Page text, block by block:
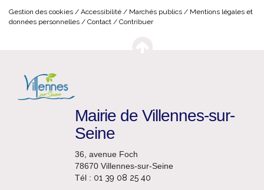
Gestion des cookies Accessibilité Marchés publics
Mentions légales et
données personnelles
Contact Contribuer
Mairie de Villennes-sur-
Seine
36, avenue Foch
78670 Villennes-sur-Seine
Tél : 01 39 08 25 40